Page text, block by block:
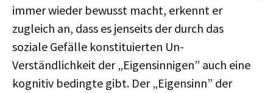
immer wieder bewusst macht, erkennt er
zugleich an, dass es jenseits der durch das
soziale Gefälle konstituierten Un-
Verständlichkeit der „Eigensinnigen” auch eine
kognitiv bedingte gibt. Der „Eigensinn” der